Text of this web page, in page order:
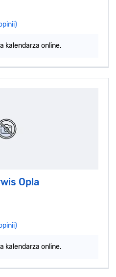
kalendarza online.
Opla
kalendarza online.